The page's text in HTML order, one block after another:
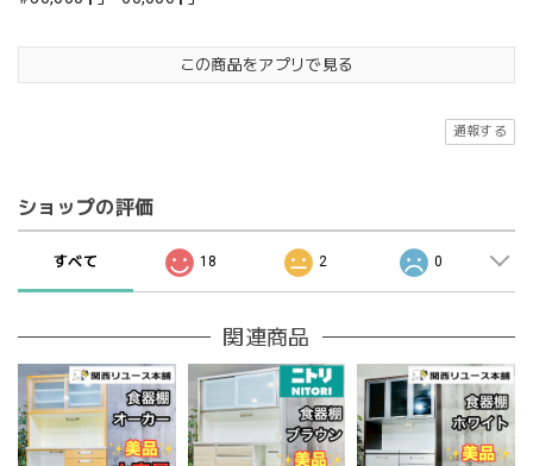
この商品をアプリで見る
通報する
ショップの評価
すべて 18 2 0
関連商品